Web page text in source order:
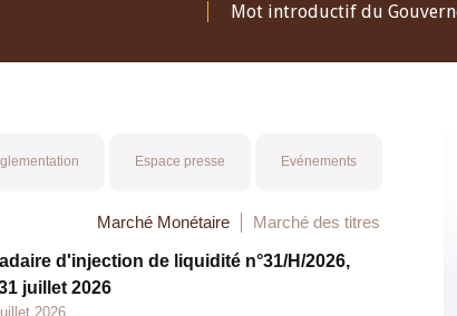
Mot introductif du
Espace presse Evénements
Marché Monétaire Marché des titres
d'injection de liquidité n°31/H/2026,
juillet 2026
2026